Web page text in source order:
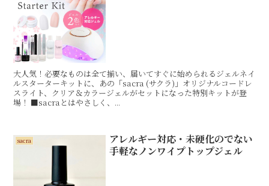
大人気！必要なものは全て揃い、届いてすぐに始められるジェルネイ
ルスターターキットに、あの「sacra (サクラ)」オリジナルコードレ
スライト、クリア＆カラージェルがセットになった特別キットが登
場！ ■sacraとはやさしく、...
sacra
アレルギー対応・未硬化のでない
手軽なノンワイプトップジェル